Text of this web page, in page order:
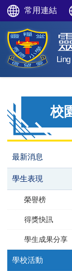
常用連結
校
最新消息
學生表現
榮譽榜
得獎快訊
學生成果分享
學校活動